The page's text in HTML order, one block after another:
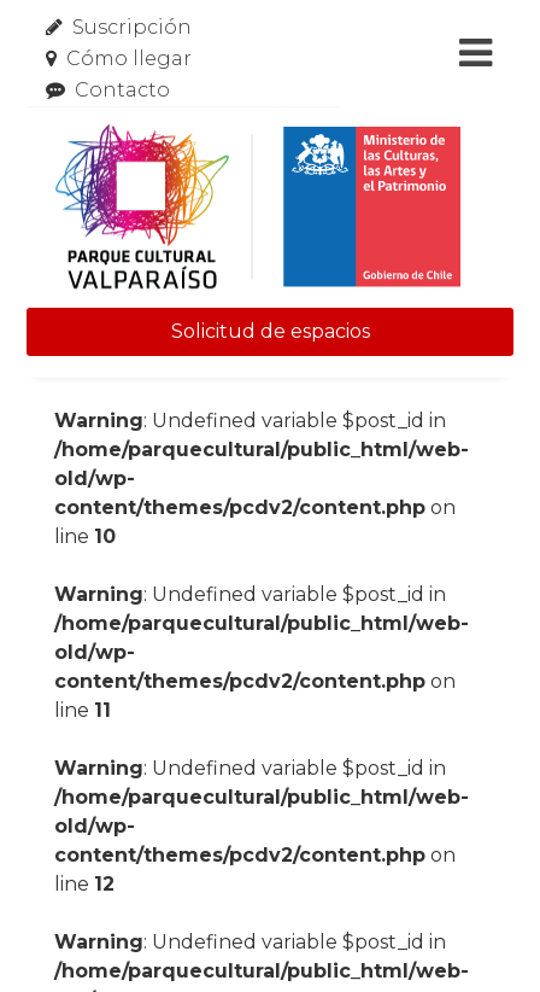
Suscripción
Cómo llegar
Contacto
Solicitud de espacios
Warning: Undefined variable $post_id in
/home/parquecultural/public_html/web-
old/wp-
content/themes/pcdv2/content.phpon
line 10
Warning: Undefined variable $post_id in
/home/parquecultural/public_html/web-
old/wp-
content/themes/pcdv2/content.phpon
line 11
Warning: Undefined variable $post_id in
/home/parquecultural/public_html/web-
old/wp-
content/themes/pcdv2/content.phpon
line 12
Warning: Undefined variable $post_id in
/home/parquecultural/public_html/web-